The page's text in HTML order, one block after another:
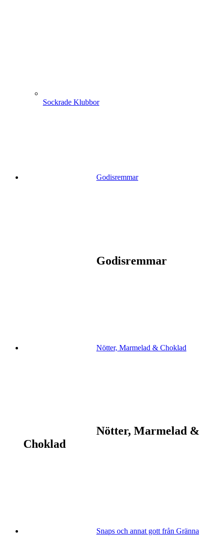
Sockrade Klubbor
Godisremmar
Godisremmar
Nötter, Marmelad & Choklad
Nötter, Marmelad &
Choklad
Snaps och annat gott från Gränna